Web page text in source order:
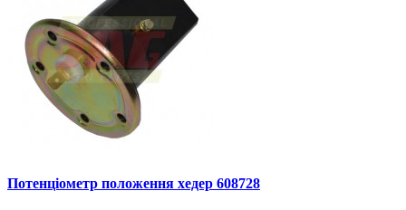
Потенціометр положення хедер 608728